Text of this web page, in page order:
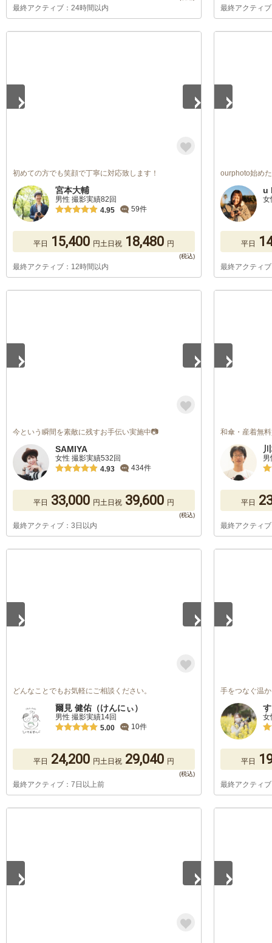
最終アクティブ：24時間以内 最終アクティ
初めての方でも笑顔で丁寧に対応致します！
宮本大輔
男性 撮影実績82回
4.95
59件
平日 15,400 円土日祝 18,480 円
最終アクティブ：12時間以内
ourphoto始め
u
女
平日
最終アクティ
今という瞬間を素敵に残すお手伝い実施中📷
SAMIYA
女性 撮影実績532回
4.93
434件
平日 33,000 円土日祝 39,600 円
最終アクティブ：3日以内
和傘・産着無
平日
最終アクティ
どんなことでもお気軽にご相談ください。
爾見 健佑（けんにぃ）
男性 撮影実績14回
5.00
10件
平日 24,200 円土日祝 29,040 円
最終アクティブ：7日以上前
手をつなぐ温
女
平日
最終アクティ